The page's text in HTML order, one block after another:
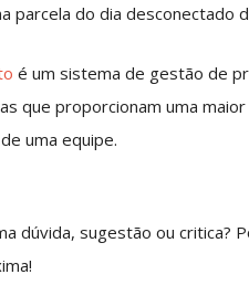
parcela do dia desconectado
é um sistema de gestão de
que proporcionam uma
uma equipe.
dúvida, sugestão ou critica?